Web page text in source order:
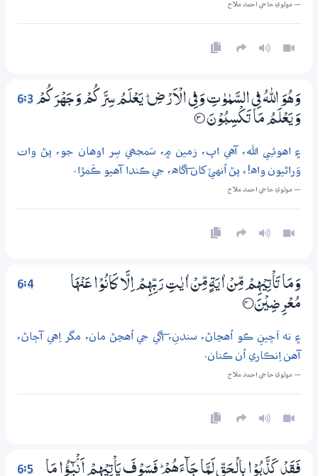
— مولوي حاجي احمد ملاح
6:3 وَهُوَ اللّٰهُ فِي السَّمٰوٰتِ وَفِي الْاَرْضِ ۭ يَعْلَمُ سِرَّكُمْ وَجَهْرَكُمْ
وَيَعْلَمُ مَا تَكْسِبُوْنَ 3‏۝
۽ اهوئـِي الله، آهي اڀ، زمين ۾، سَمجھي سِر اوهان جو، پڻ وات
وَراڻيون واه!، پڻ اُنهئ کان آگاه، جي ڪندا آهيو ڪَمڙا.
— مولوي حاجي احمد ملاح
6:4
وَمَا تَاْتِيْهِمْ مِّنْ اٰيَةٍ مِّنْ اٰيٰتِ رَبِّهِمْ اِلَّا كَانُوْا عَنْهَا
مُعْرِضِيْنَ 4‏؁
۽ نه اَچينِ ڪو اُهڃاڻ، سندنِ، آگي جي اُهڃڻ مان، مگر اِهي آڄاڻ،
آهن اِنڪاري اُن ڪنان.
— مولوي حاجي احمد ملاح
6:5
فَقَدْ كَذَّبُوْا بِالْـحَقِّ لَمَّا جَاۗءَهُمْ ۭ فَسَوْفَ يَاْتِيْهِمْ اَنْۢبٰۗـؤُا مَا